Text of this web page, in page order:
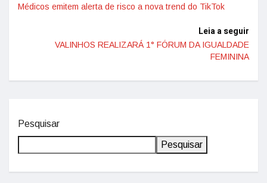
Médicos emitem alerta de risco a nova trend do TikTok
Leia a seguir
VALINHOS REALIZARÁ 1° FÓRUM DA IGUALDADE
FEMININA
Pesquisar
Pesquisar